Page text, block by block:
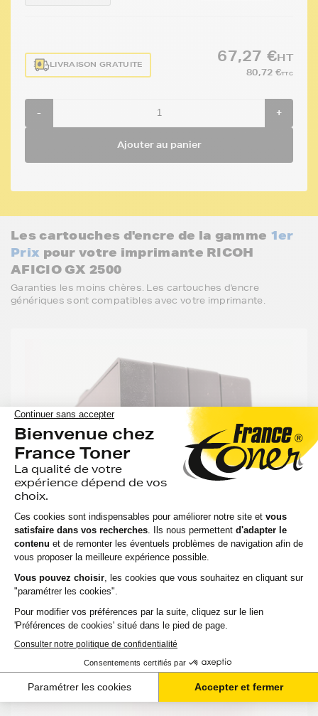
LIVRAISON GRATUITE
67,27 €HT
80,72 €TTC
- +
Ajouter au panier
Les cartouches d'encre de la gamme 1er
Prix pour votre imprimante RICOH
AFICIO GX 2500
Garanties les moins chères. Les cartouches d'encre
génériques sont compatibles avec votre imprimante.